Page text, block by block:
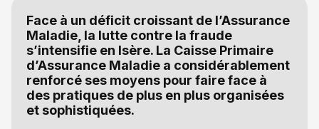
Face à un déficit croissant de l’Assurance
Maladie, la lutte contre la fraude
s’intensifie en Isère. La Caisse Primaire
d’Assurance Maladie a considérablement
renforcé ses moyens pour faire face à
des pratiques de plus en plus organisées
et sophistiquées.